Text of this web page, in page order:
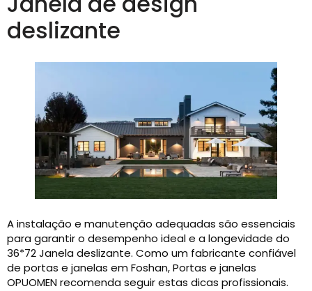
deslizante
A instalação e manutenção adequadas são essenciais
para garantir o desempenho ideal e a longevidade do
36*72 Janela deslizante. Como um fabricante confiável
de portas e janelas em Foshan, Portas e janelas
OPUOMEN recomenda seguir estas dicas profissionais.